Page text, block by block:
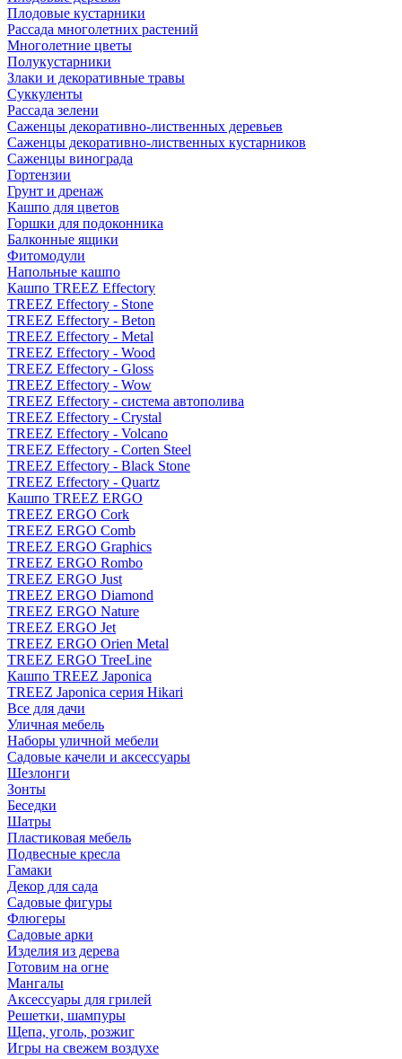
Плодовые кустарники
Рассада многолетних растений
Многолетние цветы
Полукустарники
Злаки и декоративные травы
Суккуленты
Рассада зелени
Саженцы декоративно-лиственных деревьев
Саженцы декоративно-лиственных кустарников
Саженцы винограда
Гортензии
Грунт и дренаж
Кашпо для цветов
Горшки для подоконника
Балконные ящики
Фитомодули
Напольные кашпо
Кашпо TREEZ Effectory
TREEZ Effectory - Stone
TREEZ Effectory - Beton
TREEZ Effectory - Metal
TREEZ Effectory - Wood
TREEZ Effectory - Gloss
TREEZ Effectory - Wow
TREEZ Effectory - система автополива
TREEZ Effectory - Crystal
TREEZ Effectory - Volcano
TREEZ Effectory - Corten Steel
TREEZ Effectory - Black Stone
TREEZ Effectory - Quartz
Кашпо TREEZ ERGO
TREEZ ERGO Cork
TREEZ ERGO Comb
TREEZ ERGO Graphics
TREEZ ERGO Rombo
TREEZ ERGO Just
TREEZ ERGO Diamond
TREEZ ERGO Nature
TREEZ ERGO Jet
TREEZ ERGO Orien Metal
TREEZ ERGO TreeLine
Кашпо TREEZ Japonica
TREEZ Japonica серия Hikari
Все для дачи
Уличная мебель
Наборы уличной мебели
Садовые качели и аксессуары
Шезлонги
Зонты
Беседки
Шатры
Пластиковая мебель
Подвесные кресла
Гамаки
Декор для сада
Садовые фигуры
Флюгеры
Садовые арки
Изделия из дерева
Готовим на огне
Мангалы
Аксессуары для грилей
Решетки, шампуры
Щепа, уголь, розжиг
Игры на свежем воздухе